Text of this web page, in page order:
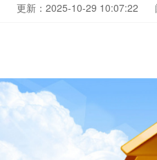
更新：2025-10-29 10:07:22